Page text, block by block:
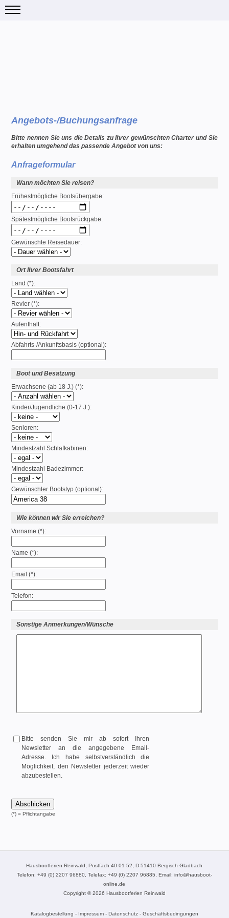
Katalogbestellung - Impressum - Datenschutz - Geschäftsbedingungen
Angebots-/Buchungsanfrage
Bitte nennen Sie uns die Details zu Ihrer gewünschten Charter und Sie
erhalten umgehend das passende Angebot von uns:
Anfrageformular
Wann möchten Sie reisen?
Frühestmögliche Bootsübergabe:
Spätestmögliche Bootsrückgabe:
Gewünschte Reisedauer:
Ort Ihrer Bootsfahrt
Land (*):
Revier (*):
Aufenthalt:
Abfahrts-/Ankunftsbasis (optional):
Boot und Besatzung
Erwachsene (ab 18 J.) (*):
Kinder/Jugendliche (0-17 J.):
Senioren:
Mindestzahl Schlafkabinen:
Mindestzahl Badezimmer:
Gewünschter Bootstyp (optional):
Wie können wir Sie erreichen?
Vorname (*):
Name (*):
Email (*):
Telefon:
Sonstige Anmerkungen/Wünsche
Bitte senden Sie mir ab sofort Ihren
Newsletter an die angegebene Email-
Adresse. Ich habe selbstverständlich die
Möglichkeit, den Newsletter jederzeit wieder
abzubestellen.
(*) = Pflichtangabe
Hausbootferien Reinwald, Postfach 40 01 52, D-51410 Bergisch Gladbach
Telefon: +49 (0) 2207 96880, Telefax: +49 (0) 2207 96885, Email: info@hausboot-
online.de
Copyright © 2026 Hausbootferien Reinwald